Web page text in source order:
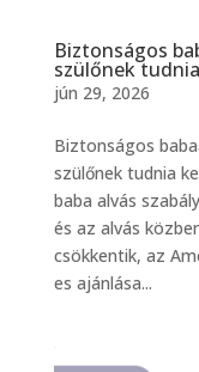
Biztonságos
szülőnek
jún 29, 2026
Biztonságos
szülőnek tudnia
baba alvás
és az alvás
csökkentik, az
es ajánlása...